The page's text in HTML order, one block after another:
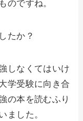
のですね。
たか？
しなくてはいけ
学受験に向き合
の本を読むふり
ました。